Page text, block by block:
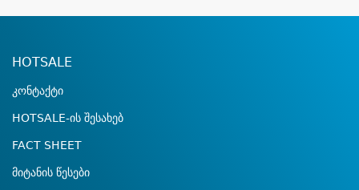
HOTSALE
კონტაქტი
HOTSALE-ის შესახებ
FACT SHEET
მიტანის წესები